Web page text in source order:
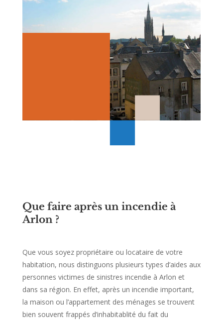
Que faire après un incendie à
Arlon ?
Que vous soyez propriétaire ou locataire de votre
habitation, nous distinguons plusieurs types d’aides aux
personnes victimes de sinistres incendie à Arlon et
dans sa région. En effet, après un incendie important,
la maison ou l’appartement des ménages se trouvent
bien souvent frappés d’inhabitablité du fait du